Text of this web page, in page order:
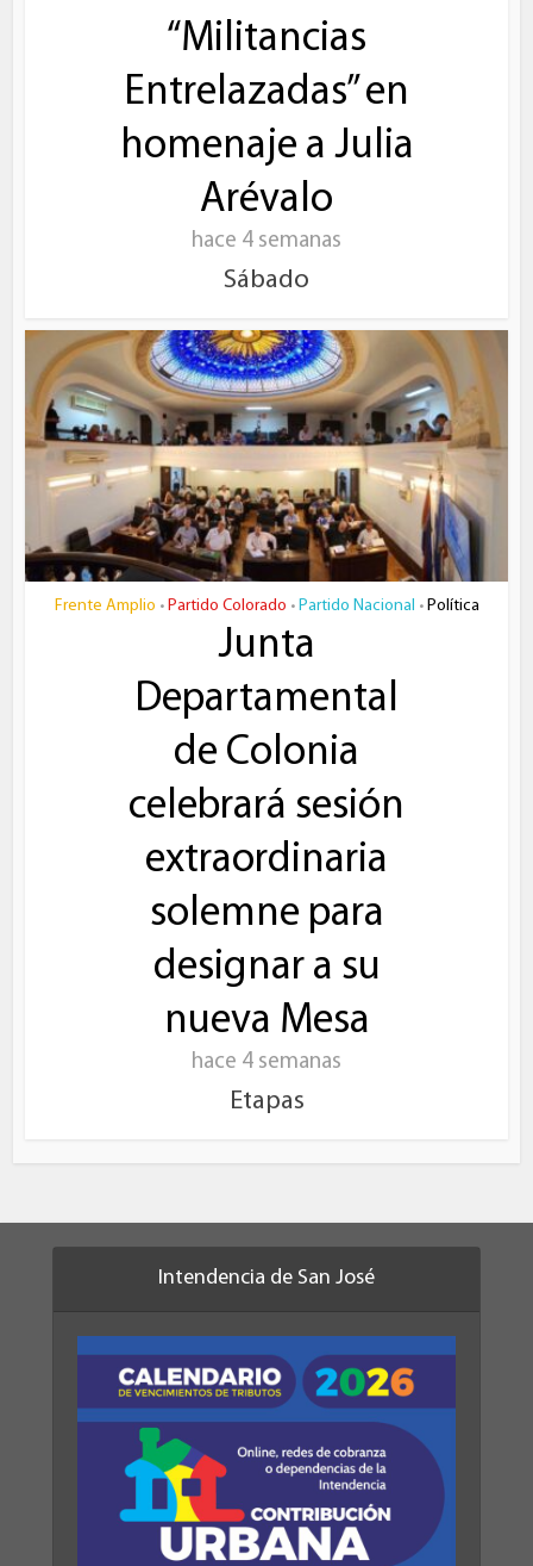
“Militancias
Entrelazadas” en
homenaje a Julia
Arévalo
hace 4 semanas
Sábado
Frente Amplio • Partido Colorado • Partido Nacional • Política
Junta
Departamental
de Colonia
celebrará sesión
extraordinaria
solemne para
designar a su
nueva Mesa
hace 4 semanas
Etapas
Intendencia de San José